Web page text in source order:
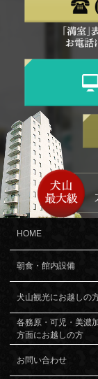
HOME
朝食・館内設備
犬山観光にお越しの
各務原・可児・美濃
方面にお越しの方
お問い合わせ